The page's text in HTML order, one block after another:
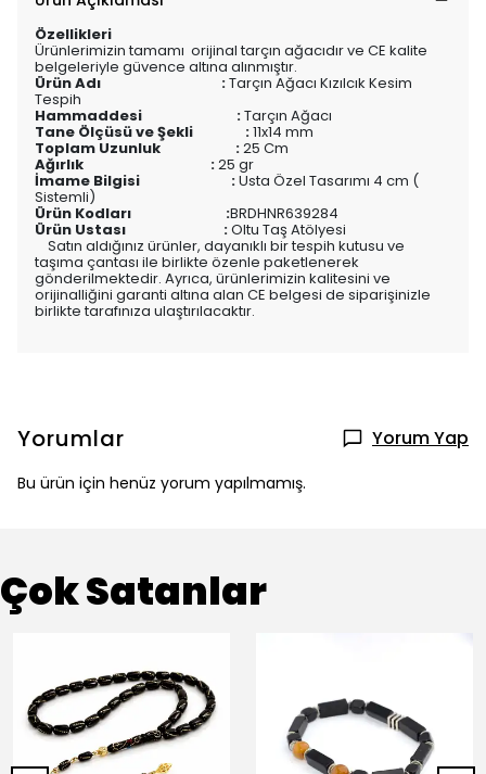
Özellikleri
Ürünlerimizin tamamı orijinal tarçın ağacıdır ve CE kalite
belgeleriyle güvence altına alınmıştır.
Ürün Adı :Tarçın Ağacı Kızılcık Kesim
Tespih
Hammaddesi :Tarçın Ağacı
Tane Ölçüsü ve Şekli :11x14 mm
Toplam Uzunluk :25 Cm
Ağırlık :25 gr
İmame Bilgisi :Usta Özel Tasarımı 4 cm (
Sistemli)
Ürün Kodları :BRDHNR639284
Ürün Ustası :Oltu Taş Atölyesi
Satın aldığınız ürünler, dayanıklı bir tespih kutusu ve
taşıma çantası ile birlikte özenle paketlenerek
gönderilmektedir. Ayrıca, ürünlerimizin kalitesini ve
orijinalliğini garanti altına alan CE belgesi de siparişinizle
birlikte tarafınıza ulaştırılacaktır.
Yorumlar Yorum Yap
Bu ürün için henüz yorum yapılmamış.
Çok Satanlar